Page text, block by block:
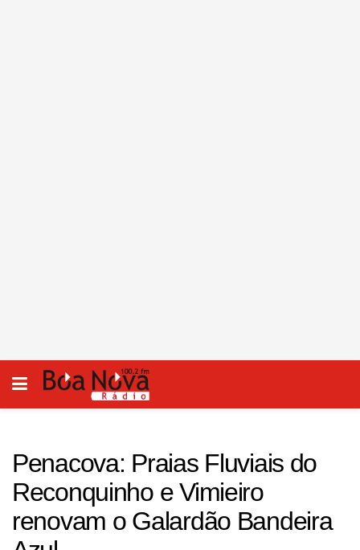
Penacova: Praias Fluviais do
Reconquinho e Vimieiro
renovam o Galardão Bandeira